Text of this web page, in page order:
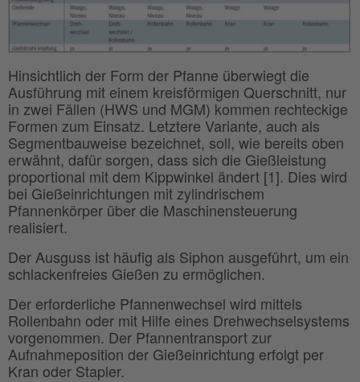
Hinsichtlich der Form der Pfanne überwiegt die
Ausführung mit einem kreisförmigen Querschnitt, nur
in zwei Fällen (HWS und MGM) kommen rechteckige
Formen zum Einsatz. Letztere Variante, auch als
Segmentbauweise bezeichnet, soll, wie bereits oben
erwähnt, dafür sorgen, dass sich die Gießleistung
proportional mit dem Kippwinkel ändert [1]. Dies wird
bei Gießeinrichtungen mit zylindrischem
Pfannenkörper über die Maschinensteuerung
realisiert.
Der Ausguss ist häufig als Siphon ausgeführt, um ein
schlackenfreies Gießen zu ermöglichen.
Der erforderliche Pfannenwechsel wird mittels
Rollenbahn oder mit Hilfe eines Drehwechselsystems
vorgenommen. Der Pfannentransport zur
Aufnahmeposition der Gießeinrichtung erfolgt per
Kran oder Stapler.